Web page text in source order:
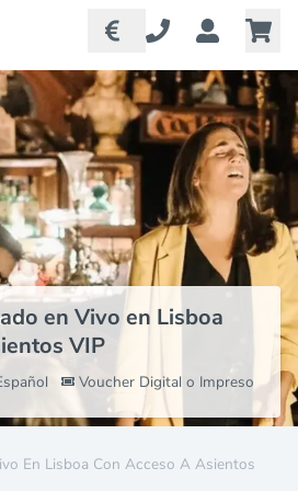
en Vivo en Lisboa
VIP
Voucher Digital o Impreso
En Lisboa Con Acceso A Asientos